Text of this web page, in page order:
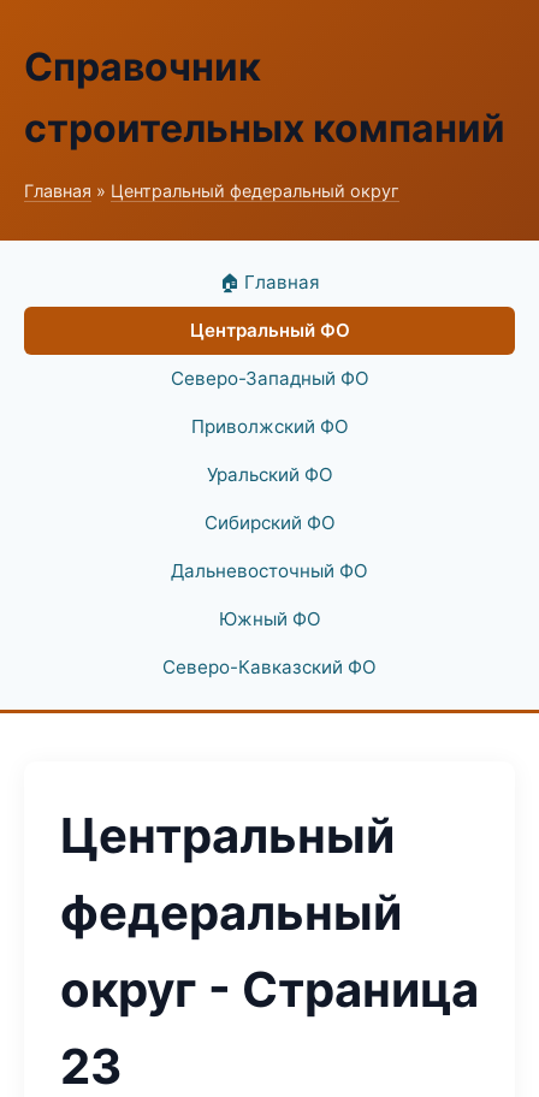
Справочник
строительных компаний
Главная » Центральный федеральный округ
🏠 Главная
Центральный ФО
Северо-Западный ФО
Приволжский ФО
Уральский ФО
Сибирский ФО
Дальневосточный ФО
Южный ФО
Северо-Кавказский ФО
Центральный
федеральный
округ - Страница
23